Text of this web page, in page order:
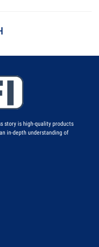
story is high-quality products
in-depth understanding of